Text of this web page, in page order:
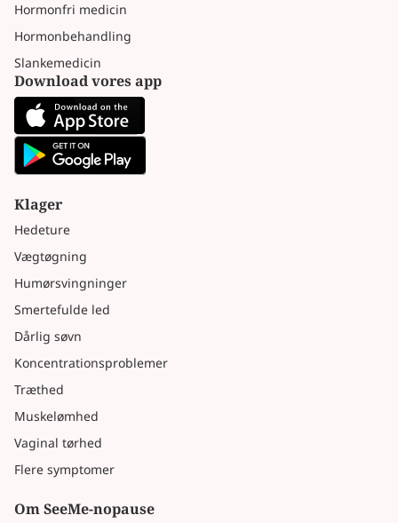
Hormonfri medicin
Hormonbehandling
Slankemedicin
Download vores app
Klager
Hedeture
Vægtøgning
Humørsvingninger
Smertefulde led
Dårlig søvn
Koncentrationsproblemer
Træthed
Muskelømhed
Vaginal tørhed
Flere symptomer
Om SeeMe-nopause